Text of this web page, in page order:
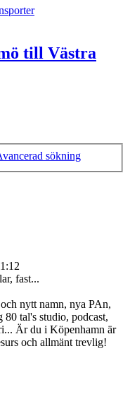
till Västra
sökning
fast...
nytt namn, nya PAn,
tal's studio, podcast,
Är du i Köpenhamn är
och allmänt trevlig!